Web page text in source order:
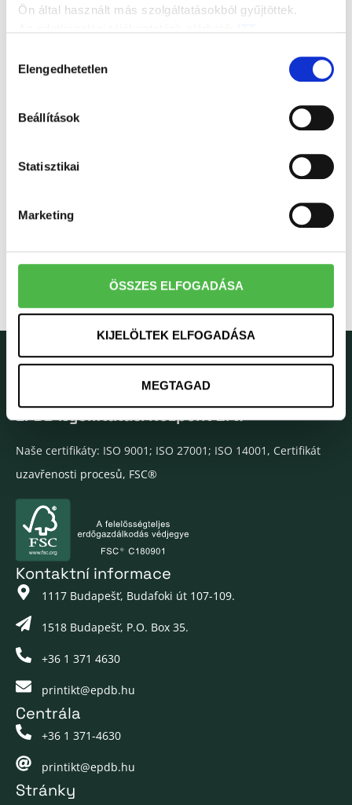
Ön által használt más szolgáltatásokból gyűjtöttek.
kiválasztása
Elengedhetetlen
Beállítások
Statisztikai
Marketing
ÖSSZES ELFOGADÁSA
KIJELÖLTEK ELFOGADÁSA
MEGTAGAD
EPDB Nyomtatási Központ Zrt.
Naše certifikáty: ISO 9001; ISO 27001; ISO 14001, Certifikát
uzavřenosti procesů, FSC®
Kontaktní informace
1117 Budapešť, Budafoki út 107-109.
1518 Budapešť, P.O. Box 35.
+36 1 371 4630
printikt@epdb.hu
Centrála
+36 1 371-4630
printikt@epdb.hu
Stránky